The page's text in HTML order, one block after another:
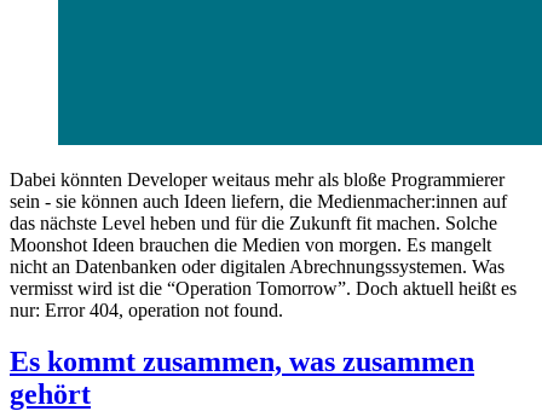
Dabei könnten Developer weitaus mehr als bloße Programmierer
sein - sie können auch Ideen liefern, die Medienmacher:innen auf
das nächste Level heben und für die Zukunft fit machen. Solche
Moonshot Ideen brauchen die Medien von morgen. Es mangelt
nicht an Datenbanken oder digitalen Abrechnungssystemen. Was
vermisst wird ist die “Operation Tomorrow”. Doch aktuell heißt es
nur: Error 404, operation not found.
Es kommt zusammen, was zusammen
gehört